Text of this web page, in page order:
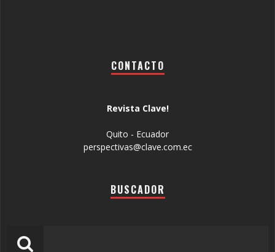
CONTACTO
Revista Clave!
Quito - Ecuador
perspectivas@clave.com.ec
BUSCADOR